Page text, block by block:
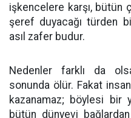
işkencelere karşı, bütün
şeref duyacağı türden
asıl zafer budur.
Nedenler farklı da
sonunda ölür. Fakat
kazanamaz; böylesi bir
bütün dünyevi